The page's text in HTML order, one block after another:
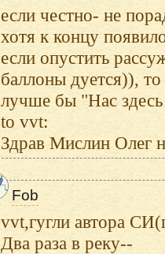
если честно- не
хотя к концу
если опустить
баллоны дуется)),
лучше бы "Нас
to vvt:
Здрав Мислин Олег
Fob
vvt,гугли автора
Два раза в реку--